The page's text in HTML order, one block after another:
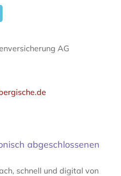
AG
abgeschlossenen
schnell und digital von